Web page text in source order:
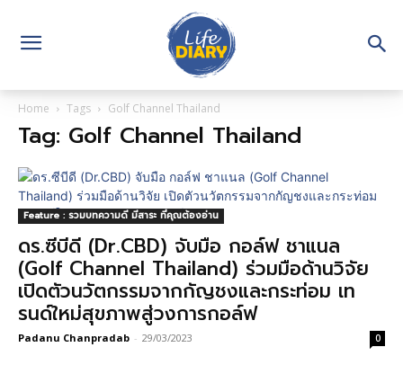
Home Tags Golf Channel Thailand
Tag: Golf Channel Thailand
Feature : รวมบทความดี มีสาระ ที่คุณต้องอ่าน
ดร.ซีบีดี (Dr.CBD) จับมือ กอล์ฟ ชาแนล
(Golf Channel Thailand) ร่วมมือด้านวิจัย
เปิดตัวนวัตกรรมจากกัญชงและกระท่อม เท
รนด์ใหม่สุขภาพสู่วงการกอล์ฟ
Padanu Chanpradab - 29/03/2023 0